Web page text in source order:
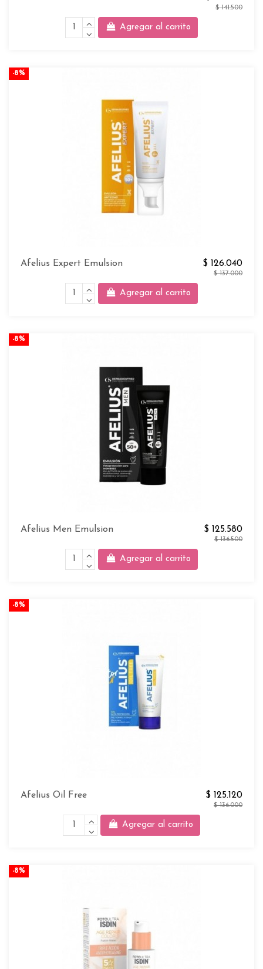
$ 141.500
Agregar al carrito
-8%
Afelius Expert Emulsion $ 126.040
$ 137.000
Agregar al carrito
-8%
Afelius Men Emulsion $ 125.580
$ 136.500
Agregar al carrito
-8%
Afelius Oil Free $ 125.120
$ 136.000
Agregar al carrito
-8%